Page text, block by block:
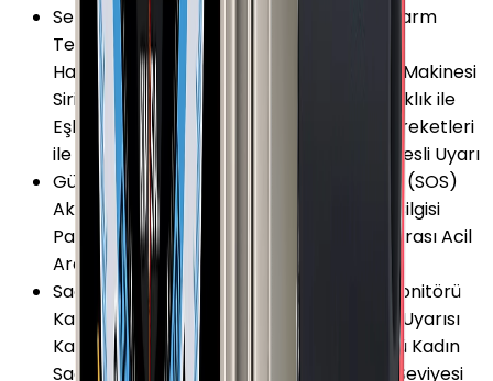
Servis ve Uygulamalar
Akıllı Bildirimler Alarm
Telefonumu Bul Dahili Medya Oynatıcı
Hatırlatıcılar Navigasyon (Harita) Hesap Makinesi
Siri Asistan Dünya Saatleri Bluetooth Kulaklık ile
Eşleşme Bas Konuş (Walkie-Talkie) El Hareketleri
ile Cihaz Kontrolü Gelgit Grafiği GymKit Sesli Uyarı
Güvenlik ve Koruma
Acil Durum Araması (SOS)
Akıllı Ev Uyumu Düşme Algılama Konum Bilgisi
Paylaşma Trafik Kazası Algılama Uluslararası Acil
Arama
Sağlık ve Yaşam :Nabız (Kalp Atış Hızı) Monitörü
Kalori Takibi Uyku Monitörü Hareketsizlik Uyarısı
Kandaki Oksijen Seviyesi (SpO2) Monitörü Kadın
Sağlığı Takipçisi Nefes Egzersizleri Stres Seviyesi